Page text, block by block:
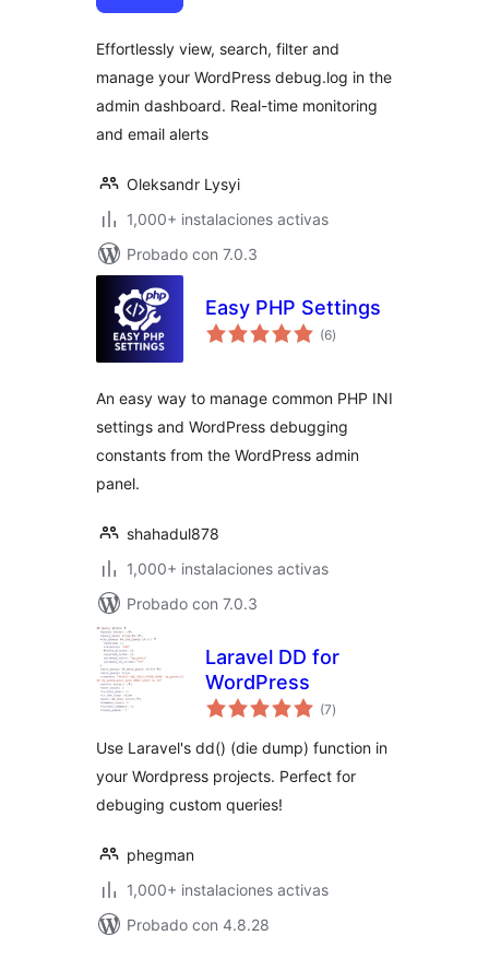
Effortlessly view, search, filter and
manage your WordPress debug.log in the
admin dashboard. Real-time monitoring
and email alerts
Oleksandr Lysyi
1,000+ instalaciones activas
Probado con 7.0.3
Easy PHP Settings
(6total
de
)
An easy way to manage common PHP INI
settings and WordPress debugging
constants from the WordPress admin
panel.
shahadul878
1,000+ instalaciones activas
Probado con 7.0.3
Laravel DD for
WordPress
(7total
de
)
Use Laravel's dd() (die dump) function in
your Wordpress projects. Perfect for
debuging custom queries!
phegman
1,000+ instalaciones activas
Probado con 4.8.28